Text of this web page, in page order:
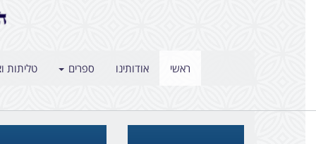
ראשי אודותינו ספרים טליתות